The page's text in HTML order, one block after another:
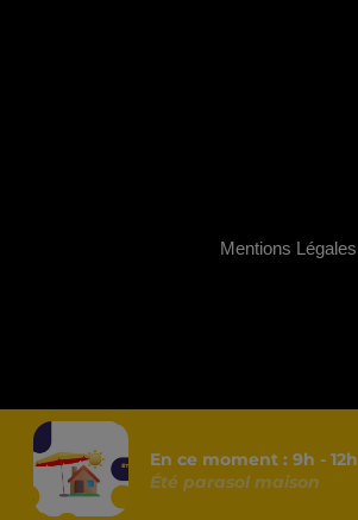
En ce moment : 9h - 12h
Été parasol maison
Mentions Légales